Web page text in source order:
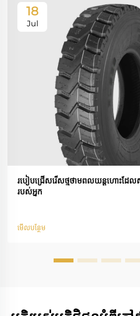
18
Jul
របៀបជ្រើសរើសថ្មថាមពលយន្តហោះដែល
របស់អ្នក
មើលបន្ថែម